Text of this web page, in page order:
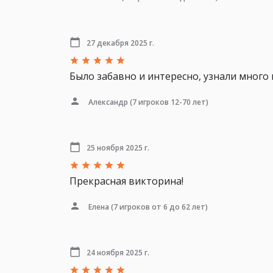
27 декабря 2025 г.
Было забавно и интересно, узнали много
Александр (7 игроков 12-70 лет)
25 ноября 2025 г.
Прекрасная викторина!
Елена (7 игроков от 6 до 62 лет)
24 ноября 2025 г.